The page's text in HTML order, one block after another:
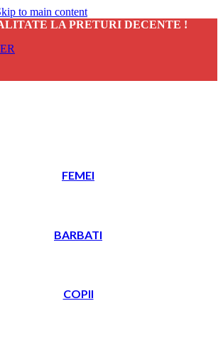
to main content
LA PRETURI DECENTE !
FEMEI
BARBATI
COPII